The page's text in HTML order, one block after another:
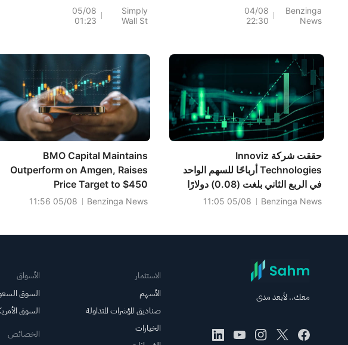
لكانت قيمتها اليوم بهذا
القدر.
Benzinga
News
04/08
22:30
Loan Losses Cloud
Cash Gains
Simply
Wall St
05/08
01:23
حققت شركة Innoviz
Technologies أرباحًا للسهم الواحد
في الربع الثاني بلغت (0.08) دولارًا
أمريكيًا، متوافقة مع التوقعات، وبلغت
Benzinga News
05/08 11:05
BMO Capital Maintains
Outperform on Amgen, Raises
Price Target to $450
Benzinga News
05/08 11:56
معك.. لأبعد مدى
الاستثمار
الأسهم
صناديق المؤشرات المتداولة
الخيارات
الأسواق
السوق
السوق
الخصائص